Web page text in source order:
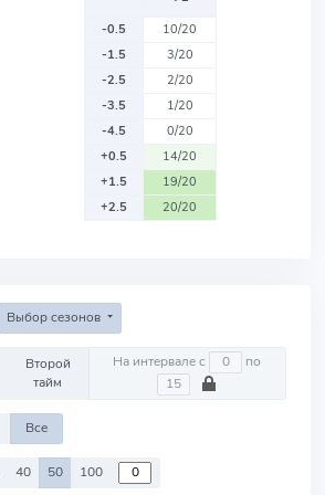
-0.5
10/20
-1.5
3/20
-2.5
2/20
-3.5
1/20
-4.5
0/20
+0.5
14/20
+1.5
19/20
+2.5
20/20
Выбор сезонов
Второй
тайм
На интервале с по
Все
40 50 100